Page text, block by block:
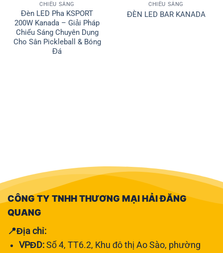
Add to
wishlist
CHIẾU SÁNG
Đèn LED Pha KSPORT
200W Kanada – Giải Pháp
Chiếu Sáng Chuyên Dụng
Cho Sân Pickleball & Bóng
Đá
wishlist
CHIẾU SÁNG
ĐÈN LED BAR KANADA
CÔNG TY TNHH THƯƠNG MẠI HẢI ĐĂNG
QUANG
📍Địa chỉ:
VPĐD: Số 4, TT6.2, Khu đô thị Ao Sào, phường